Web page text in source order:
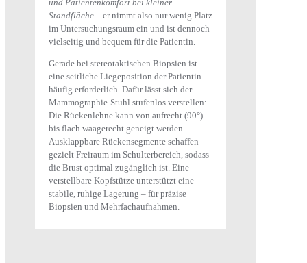
und Patientenkomfort bei kleiner
Standfläche – er nimmt also nur wenig Platz
im Untersuchungsraum ein und ist dennoch
vielseitig und bequem für die Patientin.
Gerade bei stereotaktischen Biopsien ist
eine seitliche Liegeposition der Patientin
häufig erforderlich. Dafür lässt sich der
Mammographie-Stuhl stufenlos verstellen:
Die Rückenlehne kann von aufrecht (90°)
bis flach waagerecht geneigt werden.
Ausklappbare Rückensegmente schaffen
gezielt Freiraum im Schulterbereich, sodass
die Brust optimal zugänglich ist. Eine
verstellbare Kopfstütze unterstützt eine
stabile, ruhige Lagerung – für präzise
Biopsien und Mehrfachaufnahmen.